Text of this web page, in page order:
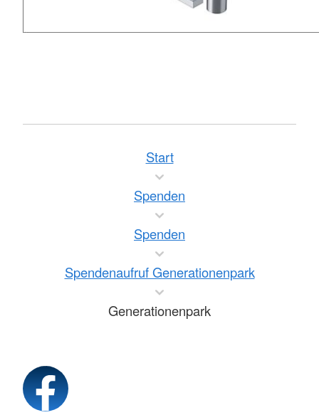
Start
Spenden
Spenden
Spendenaufruf Generationenpark
Generationenpark